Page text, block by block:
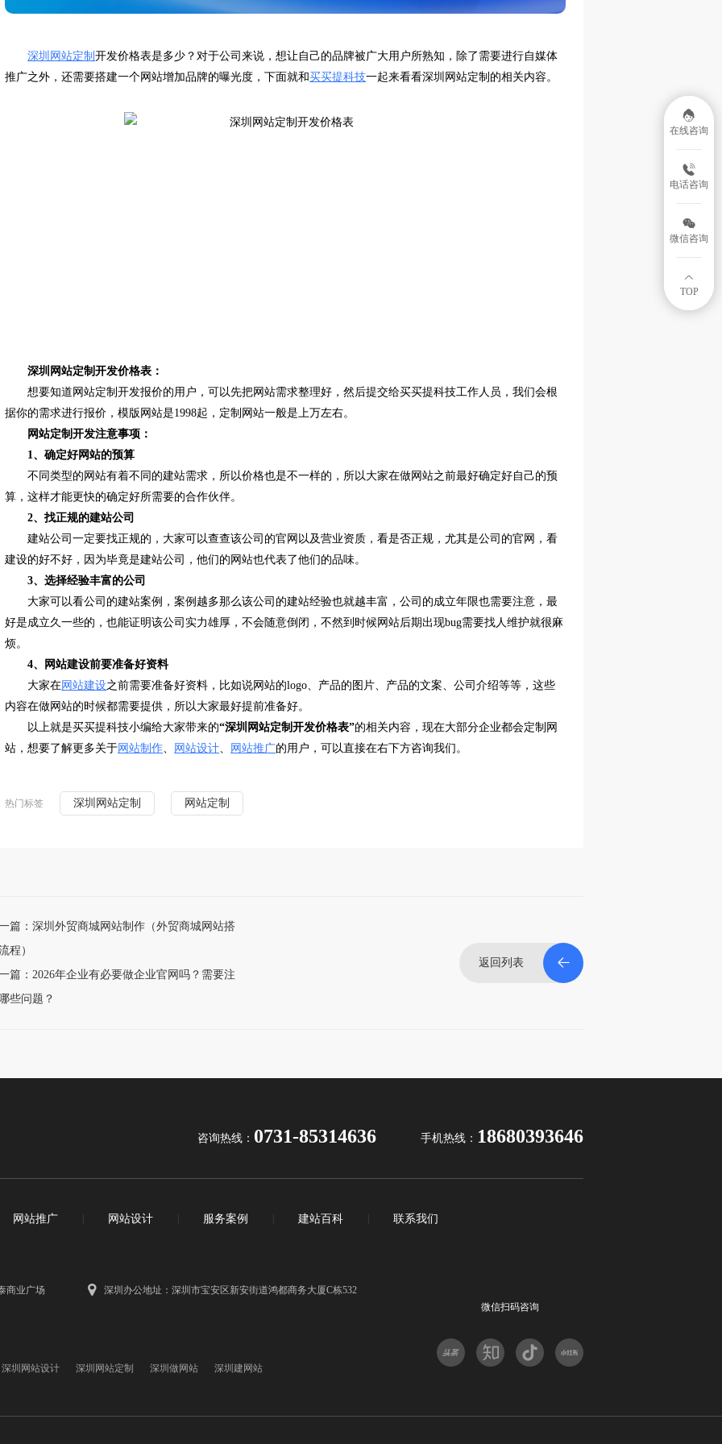
深圳网站定制开发价格表是多少？对于公司来说，想让自己的品牌被广大用户所熟知，除了需要进行自媒体
推广之外，还需要搭建一个网站增加品牌的曝光度，下面就和买买提科技一起来看看深圳网站定制的相关内容。
深圳网站定制开发价格表：
想要知道网站定制开发报价的用户，可以先把网站需求整理好，然后提交给买买提科技工作人员，我们会根
据你的需求进行报价，模版网站是1998起，定制网站一般是上万左右。
网站定制开发注意事项：
1、确定好网站的预算
不同类型的网站有着不同的建站需求，所以价格也是不一样的，所以大家在做网站之前最好确定好自己的预
算，这样才能更快的确定好所需要的合作伙伴。
2、找正规的建站公司
建站公司一定要找正规的，大家可以查查该公司的官网以及营业资质，看是否正规，尤其是公司的官网，看
建设的好不好，因为毕竟是建站公司，他们的网站也代表了他们的品味。
3、选择经验丰富的公司
大家可以看公司的建站案例，案例越多那么该公司的建站经验也就越丰富，公司的成立年限也需要注意，最
好是成立久一些的，也能证明该公司实力雄厚，不会随意倒闭，不然到时候网站后期出现bug需要找人维护就很麻
烦。
4、网站建设前要准备好资料
大家在网站建设之前需要准备好资料，比如说网站的logo、产品的图片、产品的文案、公司介绍等等，这些
内容在做网站的时候都需要提供，所以大家最好提前准备好。
以上就是买买提科技小编给大家带来的“深圳网站定制开发价格表”的相关内容，现在大部分企业都会定制网
站，想要了解更多关于网站制作、 网站设计、 网站推广的用户，可以直接在右下方咨询我们。
热门标签 深圳网站定制 网站定制
篇：深圳外贸商城网站制作（外贸商城网站搭
程）
篇：2026年企业有必要做企业官网吗？需要注
些问题？
返回列表
在线咨询
电话咨询
微信咨询
TOP
咨询热线： 0731-85314636 手机热线： 18680393646
网站推广 网站设计 服务案例 建站百科 联系我们
商业广场 深圳办公地址：深圳市宝安区新安街道鸿都商务大厦C栋532
深圳网站设计 深圳网站定制 深圳做网站 深圳建网站
微信扫码咨询